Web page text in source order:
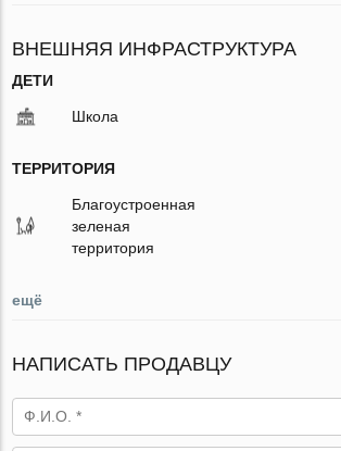
ВНЕШНЯЯ ИНФРАСТРУКТУРА
ДЕТИ
Школа
ТЕРРИТОРИЯ
Благоустроенная
зеленая
территория
ещё
НАПИСАТЬ ПРОДАВЦУ